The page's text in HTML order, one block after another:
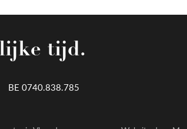
tijd.
BE 0740.838.785